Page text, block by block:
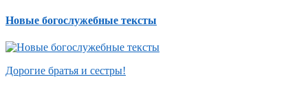
Новые богослужебные тексты
Дорогие братья и сестры!